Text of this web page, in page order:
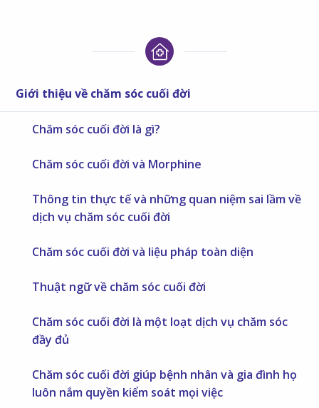
Giới thiệu về chăm sóc cuối đời
Chăm sóc cuối đời là gì?
Chăm sóc cuối đời và Morphine
Thông tin thực tế và những quan niệm sai lầm về
dịch vụ chăm sóc cuối đời
Chăm sóc cuối đời và liệu pháp toàn diện
Thuật ngữ về chăm sóc cuối đời
Chăm sóc cuối đời là một loạt dịch vụ chăm sóc
đầy đủ
Chăm sóc cuối đời giúp bệnh nhân và gia đình họ
luôn nắm quyền kiểm soát mọi việc